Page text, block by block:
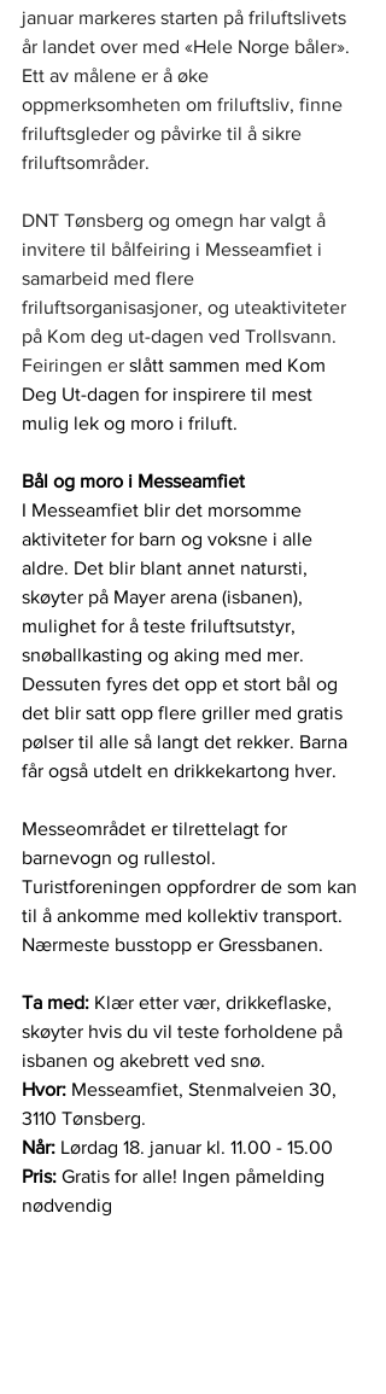
januar markeres starten på friluftslivets
år landet over med «Hele Norge båler».
Ett av målene er å øke
oppmerksomheten om friluftsliv, finne
friluftsgleder og påvirke til å sikre
friluftsområder.
DNT Tønsberg og omegn har valgt å
invitere til bålfeiring i Messeamfiet i
samarbeid med flere
friluftsorganisasjoner, og uteaktiviteter
på Kom deg ut-dagen ved Trollsvann.
Feiringen er slått sammen med Kom
Deg Ut-dagen for inspirere til mest
mulig lek og moro i friluft.
Bål og moro i Messeamfiet
I Messeamfiet blir det morsomme
aktiviteter for barn og voksne i alle
aldre. Det blir blant annet natursti,
skøyter på Mayer arena (isbanen),
mulighet for å teste friluftsutstyr,
snøballkasting og aking med mer.
Dessuten fyres det opp et stort bål og
det blir satt opp flere griller med gratis
pølser til alle så langt det rekker. Barna
får også utdelt en drikkekartong hver.
Messeområdet er tilrettelagt for
barnevogn og rullestol.
Turistforeningen oppfordrer de som kan
til å ankomme med kollektiv transport.
Nærmeste busstopp er Gressbanen.
Ta med: Klær etter vær, drikkeflaske,
skøyter hvis du vil teste forholdene på
isbanen og akebrett ved snø.
Hvor: Messeamfiet, Stenmalveien 30,
3110 Tønsberg.
Når: Lørdag 18. januar kl. 11.00 - 15.00
Pris: Gratis for alle! Ingen påmelding
nødvendig